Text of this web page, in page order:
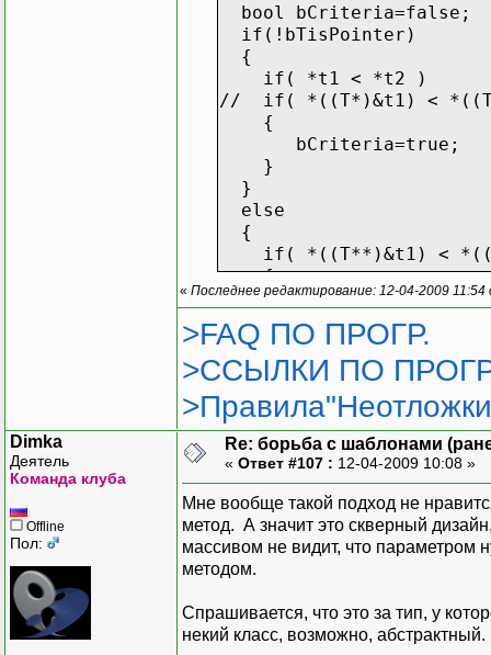
bool bCriteria=false;
if(!bTisPointer)
{
if( *t1 < *t2 )
// if( *((T*)&t1) <
{
bCriteria=true;
}
}
else
{
if( *((T**)&t1) <
{
bCriteria=true;
}
}
if(bCriteria)
{
}
else
{
}
}
//сортировка теперь
//1)массив
« Последнее редактирование: 12-04-2009 11:54
>FAQ ПО ПРОГР.
>ССЫЛКИ ПО
Dimka
Деятель
Команда клуба
Offline
Пол:
Re: борьба с шаблонами
« Ответ #107 : 12-04-2009 10:08 »
Мне вообще такой подход не
метод. А значит это скверный
массивом не видит, что параметром
методом.
Спрашивается, что это за тип, у
некий класс, возможно, абстрактный.